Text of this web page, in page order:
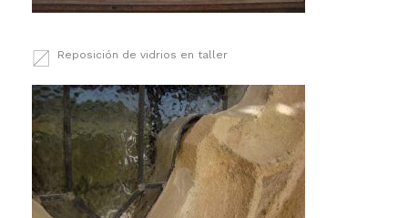
Reposición de vidrios en taller